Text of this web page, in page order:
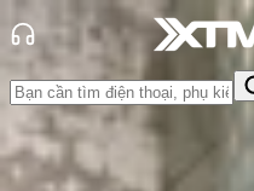
Trang chủ
Tin tức